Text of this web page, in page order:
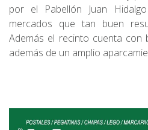
por el Pabellón Juan
mercados que tan buen
Además el recinto cuenta con
además de un amplio